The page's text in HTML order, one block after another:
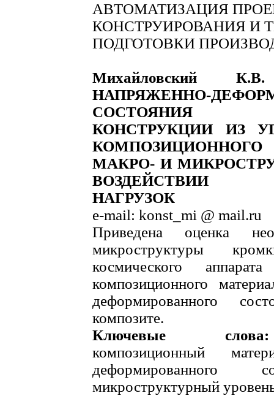
АВТОМАТИЗАЦИЯ
КОНСТРУИРОВАНИЯ И
ПОДГОТОВКИ
Михайловский
НАПРЯЖЕННО-
СОСТОЯНИЯ
КОНСТРУКЦИИ ИЗ
МАКРО- И
ВОЗДЕЙСТВИИ
НАГРУЗОК
e-mail: konst_mi @ mail.ru
Приведена оценка
микроструктуры
космического
композиционного
деформированного
композите.
Ключевые слова:
композиционный
микроструктурный